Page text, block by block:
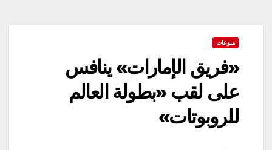
منوعات
«فريق الإمارات» ينافس
على لقب «بطولة العالم
للروبوتات»